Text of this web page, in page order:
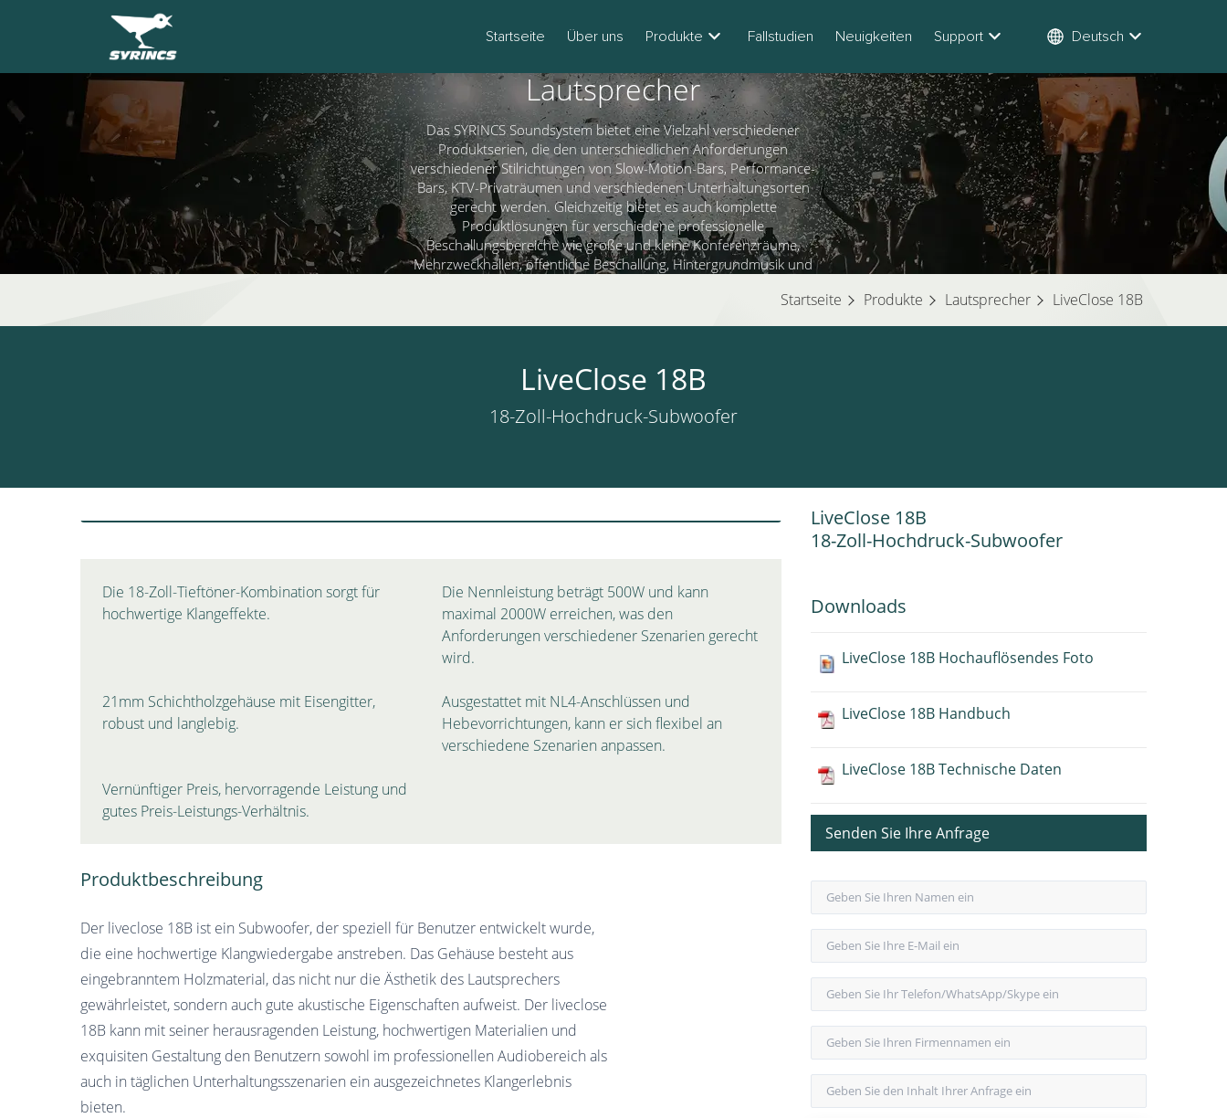
Startseite Über uns Produkte Fallstudien Neuigkeiten Support Deutsch
Lautsprecher
Das SYRINCS Soundsystem bietet eine Vielzahl verschiedener
Produktserien, die den unterschiedlichen Anforderungen
verschiedener Stilrichtungen von Slow-Motion-Bars, Performance-
Bars, KTV-Privaträumen und verschiedenen Unterhaltungsorten
gerecht werden. Gleichzeitig bietet es auch komplette
Produktlösungen für verschiedene professionelle
Beschallungsbereiche wie große und kleine Konferenzräume,
Mehrzweckhallen, öffentliche Beschallung, Hintergrundmusik und
Startseite Produkte Lautsprecher LiveClose 18B
LiveClose 18B
18-Zoll-Hochdruck-Subwoofer
Die 18-Zoll-Tieftöner-Kombination sorgt für
hochwertige Klangeffekte.
Die Nennleistung beträgt 500W und kann
maximal 2000W erreichen, was den
Anforderungen verschiedener Szenarien gerecht
wird.
21mm Schichtholzgehäuse mit Eisengitter,
robust und langlebig.
Ausgestattet mit NL4-Anschlüssen und
Hebevorrichtungen, kann er sich flexibel an
verschiedene Szenarien anpassen.
Vernünftiger Preis, hervorragende Leistung und
gutes Preis-Leistungs-Verhältnis.
Produktbeschreibung
Der liveclose 18B ist ein Subwoofer, der speziell für Benutzer entwickelt wurde,
die eine hochwertige Klangwiedergabe anstreben. Das Gehäuse besteht aus
eingebranntem Holzmaterial, das nicht nur die Ästhetik des Lautsprechers
gewährleistet, sondern auch gute akustische Eigenschaften aufweist. Der liveclose
18B kann mit seiner herausragenden Leistung, hochwertigen Materialien und
exquisiten Gestaltung den Benutzern sowohl im professionellen Audiobereich als
auch in täglichen Unterhaltungsszenarien ein ausgezeichnetes Klangerlebnis
bieten.
LiveClose 18B
18-Zoll-Hochdruck-Subwoofer
Downloads
LiveClose 18B Hochauflösendes Foto
LiveClose 18B Handbuch
LiveClose 18B Technische Daten
Senden Sie Ihre Anfrage